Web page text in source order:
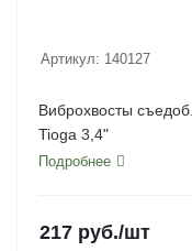
Артикул: 140127
Виброхвосты
Tioga 3,4"
Подробнее
217 руб./шт